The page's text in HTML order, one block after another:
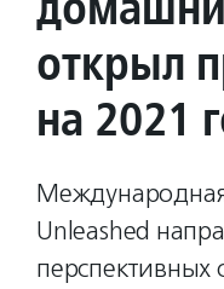
открыл
на 2021
Unleashed
перспективных